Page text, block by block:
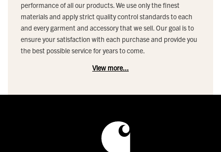
performance of all our products. We use only the finest
materials and apply strict quality control standards to each
and every garment and accessory that we sell. Our goal is to
ensure your satisfaction with each purchase and provide you
the best possible service for years to come.
View more...